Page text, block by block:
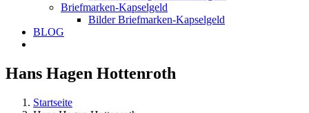
Briefmarken-Kapselgeld
Bilder Briefmarken-Kapselgeld
BLOG
Hans Hagen Hottenroth
Startseite